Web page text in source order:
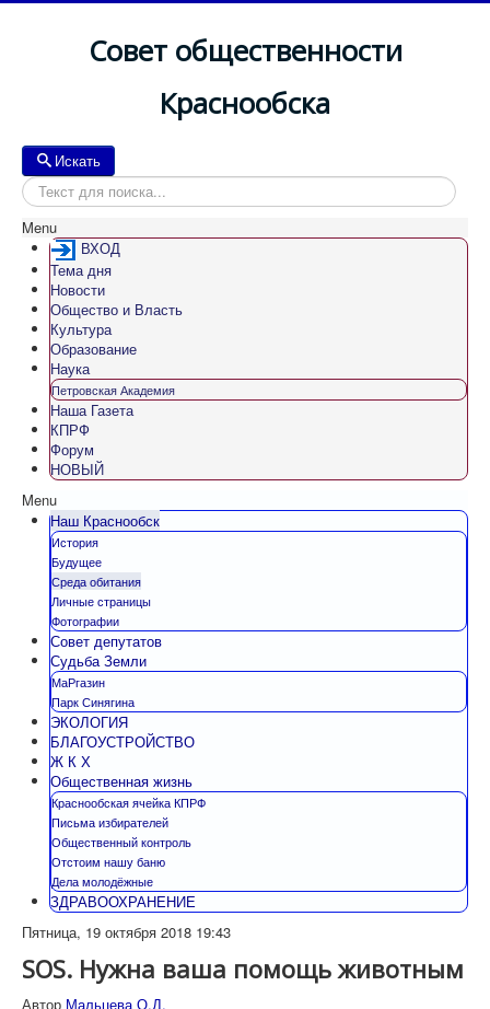
Совет общественности
Краснообска
Искать
Menu
ВХОД
Тема дня
Новости
Общество и Власть
Культура
Образование
Наука
Петровская Академия
Наша Газета
КПРФ
Форум
НОВЫЙ
Menu
Наш Краснообск
История
Будущее
Среда обитания
Личные страницы
Фотографии
Совет депутатов
Судьба Земли
МаРгазин
Парк Синягина
ЭКОЛОГИЯ
БЛАГОУСТРОЙСТВО
Ж К Х
Общественная жизнь
Краснообская ячейка КПРФ
Письма избирателей
Общественный контроль
Отстоим нашу баню
Дела молодёжные
ЗДРАВООХРАНЕНИЕ
Пятница, 19 октября 2018 19:43
SOS. Нужна ваша помощь животным
Автор Мальцева О.Д.